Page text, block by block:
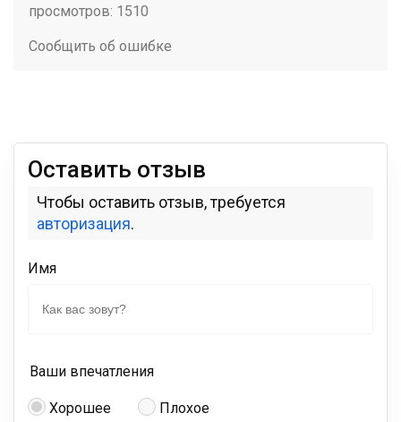
просмотров: 1510
Сообщить об ошибке
Оставить отзыв
Чтобы оставить отзыв, требуется
авторизация.
Имя
Ваши впечатления
Хорошее Плохое